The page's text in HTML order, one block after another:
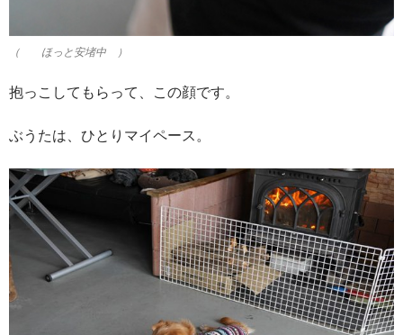
（ ほっと安堵中 ）
抱っこしてもらって、この顔です。
ぶうたは、ひとりマイペース。